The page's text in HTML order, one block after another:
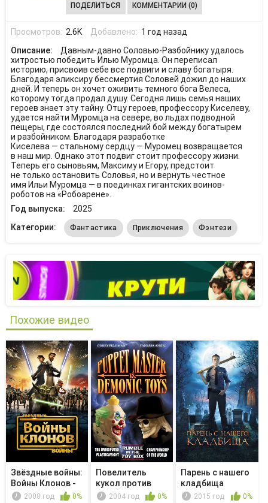
ПОДЕЛИТЬСЯ КОММЕНТАРИИ (0)
Просмотров: 2.6K Добавлено: 1 год назад
Описание:
Давным-давно Соловью-Разбойнику удалось
хитростью победить Илью Муромца. Он переписал
историю, присвоив себе все подвиги и славу богатыря.
Благодаря эликсиру бессмертия Соловей дожил до наших
дней. И теперь он хочет оживить темного бога Велеса,
которому тогда продал душу. Сегодня лишь семья наших
героев знает эту тайну. Отцу героев, профессору Киселеву,
удается найти Муромца на севере, во льдах подводной
пещеры, где состоялся последний бой между богатырем
и разбойником. Благодаря разработке
Киселева — стальному сердцу — Муромец возвращается
в наш мир. Однако этот подвиг стоит профессору жизни.
Теперь его сыновьям, Максиму и Егору, предстоит
не только остановить Соловья, но и вернуть честное
имя Ильи Муромца — в поединках гигантских воинов-
роботов на «Робоарене».
Год выпуска:
2025
Категории:
Фантастика Приключения Фэнтези
Похожие видео
Звёздные войны:
Войны Клонов -
Похище...
2008 год 0%
Повелитель
кукол против
демонических ...
2004 год 0%
Парень с нашего
кладбища
2015 год 0%